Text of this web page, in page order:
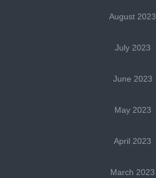
August 2023
July 2023
June 2023
May 2023
April 2023
March 2023